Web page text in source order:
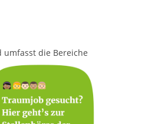
umfasst die Bereiche